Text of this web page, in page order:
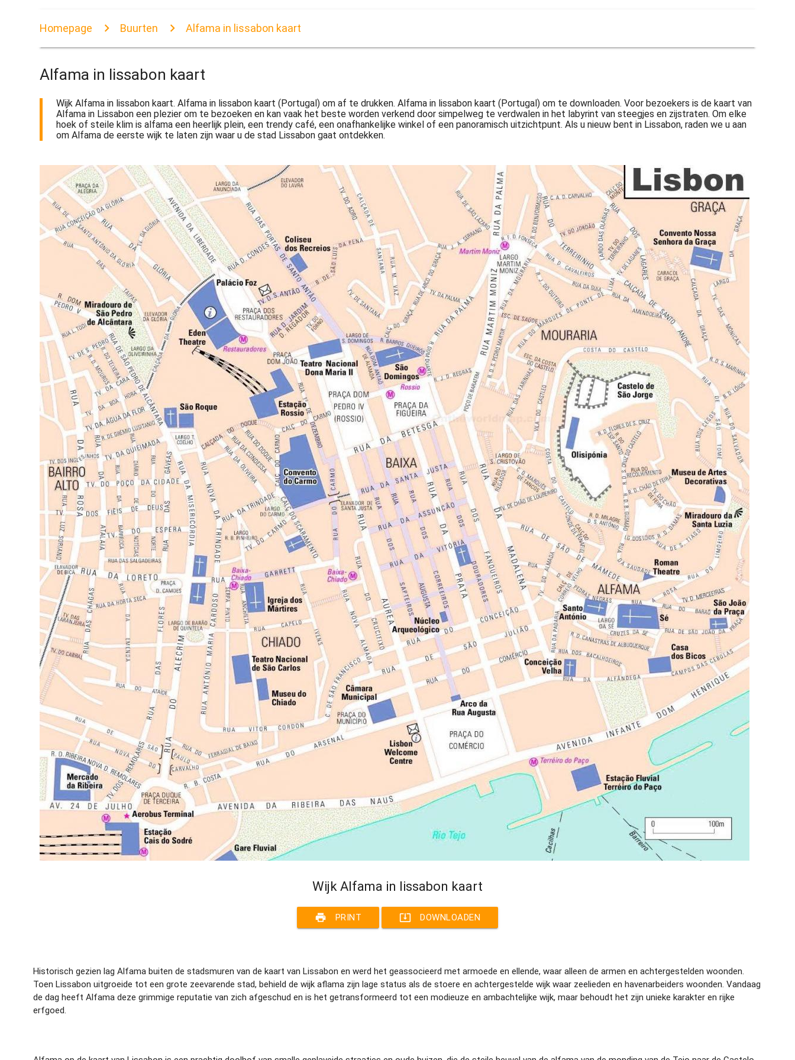
Homepage Buurten Alfama in lissabon kaart
Alfama in lissabon kaart
Wijk Alfama in lissabon kaart. Alfama in lissabon kaart (Portugal) om af te drukken. Alfama in lissabon kaart (Portugal) om te downloaden. Voor bezoekers is de kaart van
Alfama in Lissabon een plezier om te bezoeken en kan vaak het beste worden verkend door simpelweg te verdwalen in het labyrint van steegjes en zijstraten. Om elke
hoek of steile klim is alfama een heerlijk plein, een trendy café, een onafhankelijke winkel of een panoramisch uitzichtpunt. Als u nieuw bent in Lissabon, raden we u aan
om Alfama de eerste wijk te laten zijn waar u de stad Lissabon gaat ontdekken.
Wijk Alfama in lissabon kaart
print PRINT system_update_alt DOWNLOADEN
Historisch gezien lag Alfama buiten de stadsmuren van de kaart van Lissabon en werd het geassocieerd met armoede en ellende, waar alleen de armen en achtergestelden woonden.
Toen Lissabon uitgroeide tot een grote zeevarende stad, behield de wijk aflama zijn lage status als de stoere en achtergestelde wijk waar zeelieden en havenarbeiders woonden. Vandaag
de dag heeft Alfama deze grimmige reputatie van zich afgeschud en is het getransformeerd tot een modieuze en ambachtelijke wijk, maar behoudt het zijn unieke karakter en rijke
erfgoed.